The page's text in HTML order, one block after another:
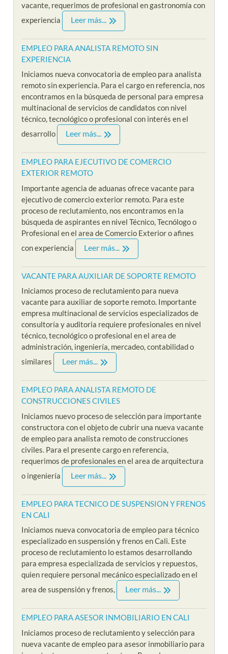
vacante, requerimos de profesional en gastronomía con
experiencia
Leer más...
EMPLEO PARA ANALISTA REMOTO SIN
EXPERIENCIA
Iniciamos nueva convocatoria de empleo para analista
remoto sin experiencia. Para el cargo en referencia, nos
encontramos en la búsqueda de personal para empresa
multinacional de servicios de candidatos con nivel
técnico, tecnológico o profesional con interés en el
desarrollo
Leer más...
EMPLEO PARA EJECUTIVO DE COMERCIO
EXTERIOR REMOTO
Importante agencia de aduanas ofrece vacante para
ejecutivo de comercio exterior remoto. Para este
proceso de reclutamiento, nos encontramos en la
búsqueda de aspirantes en nivel Técnico, Tecnólogo o
Profesional en el area de Comercio Exterior o afines
con experiencia
Leer más...
VACANTE PARA AUXILIAR DE SOPORTE REMOTO
Iniciamos proceso de reclutamiento para nueva
vacante para auxiliar de soporte remoto. Importante
empresa multinacional de servicios especializados de
consultoría y auditoria requiere profesionales en nivel
técnico, tecnológico o profesional en el area de
administración, ingeniería, mercadeo, contabilidad o
similares
Leer más...
EMPLEO PARA ANALISTA REMOTO DE
CONSTRUCCIONES CIVILES
Iniciamos nuevo proceso de selección para importante
constructora con el objeto de cubrir una nueva vacante
de empleo para analista remoto de construcciones
civiles. Para el presente cargo en referencia,
requerimos de profesionales en el area de arquitectura
o ingeniería
Leer más...
EMPLEO PARA TECNICO DE SUSPENSION Y FRENOS
EN CALI
Iniciamos nueva convocatoria de empleo para técnico
especializado en suspensión y frenos en Cali. Este
proceso de reclutamiento lo estamos desarrollando
para empresa especializada de servicios y repuestos,
quien requiere personal mecánico especializado en el
area de suspensión y frenos,
Leer más...
EMPLEO PARA ASESOR INMOBILIARIO EN CALI
Iniciamos proceso de reclutamiento y selección para
nueva vacante de empleo para asesor inmobiliario para